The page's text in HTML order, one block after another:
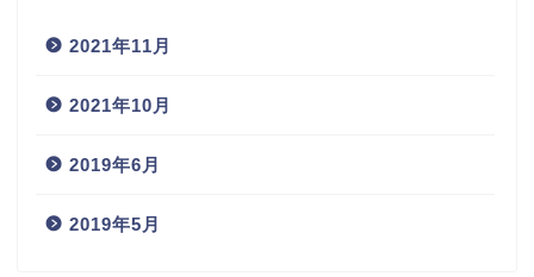
2021年11月
2021年10月
2019年6月
2019年5月